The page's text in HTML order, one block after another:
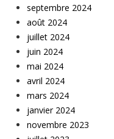
septembre 2024
août 2024
juillet 2024
juin 2024
mai 2024
avril 2024
mars 2024
janvier 2024
novembre 2023